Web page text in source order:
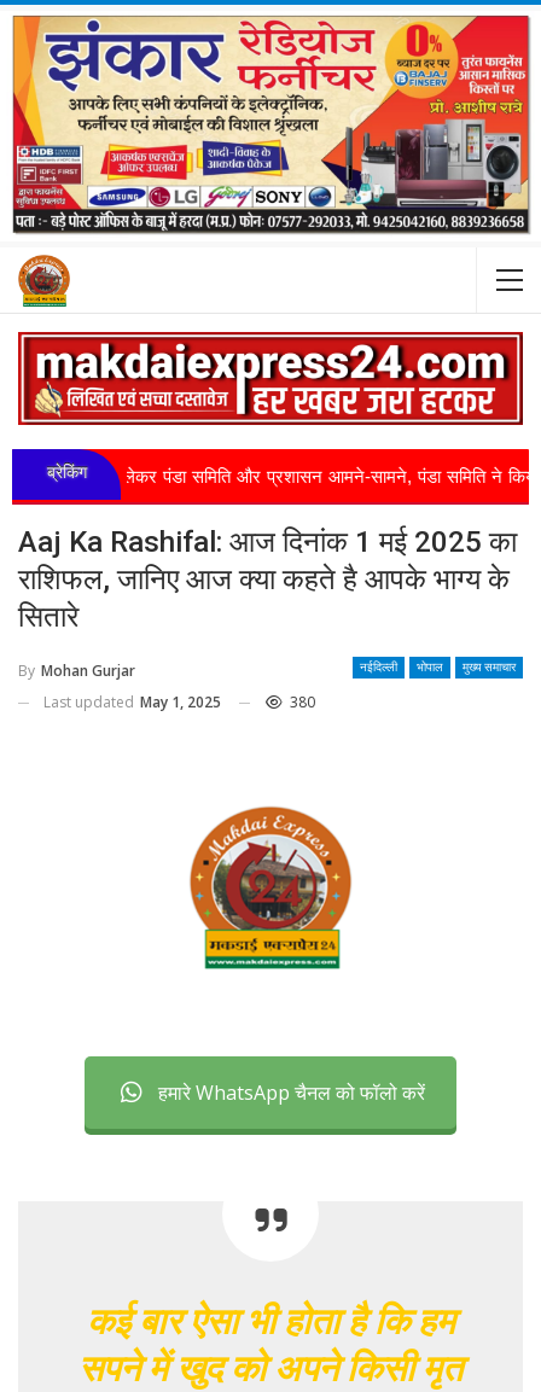
ब्रेकिंग
लेकर पंडा समिति और प्रशासन आमने-सामने, पंडा समिति ने किया जल सत्याग्रह
Aaj Ka Rashifal: आज दिनांक 1 मई 2025 का
राशिफल, जानिए आज क्या कहते है आपके भाग्य के
सितारे
नईदिल्ली भोपाल मुख्य समाचार
By Mohan Gurjar
Last updated May 1, 2025 380
हमारे WhatsApp चैनल को फॉलो करें
कई बार ऐसा भी होता है कि हम
सपने में खुद को अपने किसी मृत